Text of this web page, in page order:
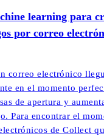
learning para
por correo
correo electrónico
en el momento
de apertura y
Para encontrar el
de Collect